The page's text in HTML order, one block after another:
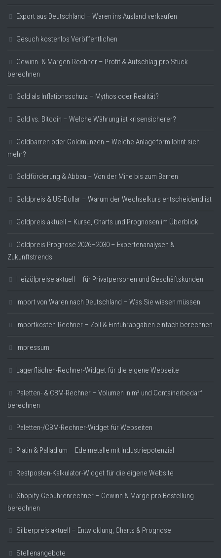
Export aus Deutschland – Waren ins Ausland verkaufen
Gesuch kostenlos Veröffentlichen
Gewinn- & Margen-Rechner – Profit & Aufschlag pro Stück
berechnen
Gold als Inflationsschutz – Mythos oder Realität?
Gold vs. Bitcoin – Welche Währung ist krisensicherer?
Goldbarren oder Goldmünzen – Welche Anlageform lohnt sich
mehr?
Goldförderung & Abbau – Von der Mine bis zum Barren
Goldpreis & US-Dollar – Warum der Wechselkurs entscheidend ist
Goldpreis aktuell – Kurse, Charts und Prognosen im Überblick
Goldpreis Prognose 2026–2030 – Expertenanalysen &
Zukunftstrends
Heizölpreise aktuell – für Privatpersonen und Geschäftskunden
Import von Waren nach Deutschland – Was Sie wissen müssen
Importkosten-Rechner – Zoll & Einfuhrabgaben einfach berechnen
Impressum
Lagerflächen-Rechner-Widget für die eigene Webseite
Paletten- & CBM-Rechner – Volumen in m³ und Containerbedarf
berechnen
Paletten-/CBM-Rechner-Widget für Webseiten
Platin & Palladium – Edelmetalle mit Industriepotenzial
Restposten-Kalkulator-Widget für die eigene Website
Shopify-Gebührenrechner – Gewinn & Marge pro Bestellung
berechnen
Silberpreis aktuell – Entwicklung, Charts & Prognose
Stellenangebote